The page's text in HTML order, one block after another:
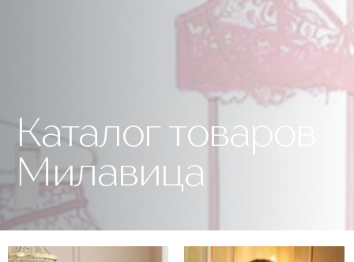
Каталог товаров
Милавица